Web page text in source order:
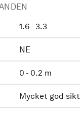
1.6 - 3.3
NE
0 - 0.2 m
Mycket god sikt